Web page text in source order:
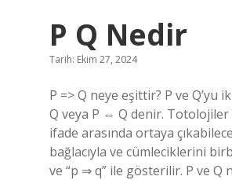
P Q Nedir
Tarih: Ekim 27, 2024
P => Q neye eşittir? P ve
Q veya P ⇔ Q denir. Totolojiler
ifade arasında ortaya
bağlacıyla ve cümleciklerini
ve “p ⇒ q” ile gösterilir. P ve Q